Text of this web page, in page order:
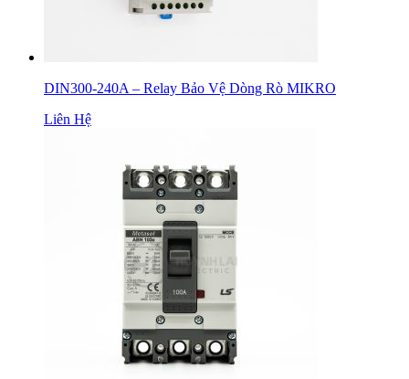
DIN300-240A – Relay Bảo Vệ Dòng Rò MIKRO
Liên Hệ